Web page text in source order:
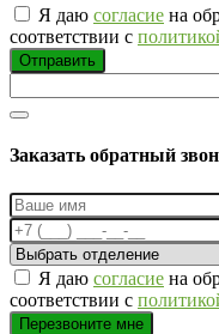
Я даю согласие на
соответствии с
Отправить
Заказать обратный
Я даю согласие на
соответствии с
Перезвоните мне